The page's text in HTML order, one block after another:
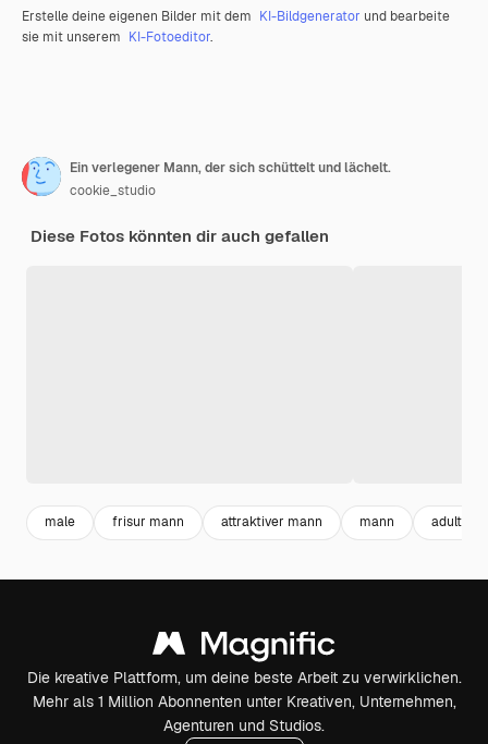
Erstelle deine eigenen Bilder mit dem KI-Bildgenerator und bearbeite
sie mit unserem KI-Fotoeditor.
Ein verlegener Mann, der sich schüttelt und lächelt.
cookie_studio
Diese Fotos könnten dir auch gefallen
male frisur mann attraktiver mann mann adult
Die kreative Plattform, um deine beste Arbeit zu verwirklichen.
Mehr als 1 Million Abonnenten unter Kreativen, Unternehmen,
Agenturen und Studios.